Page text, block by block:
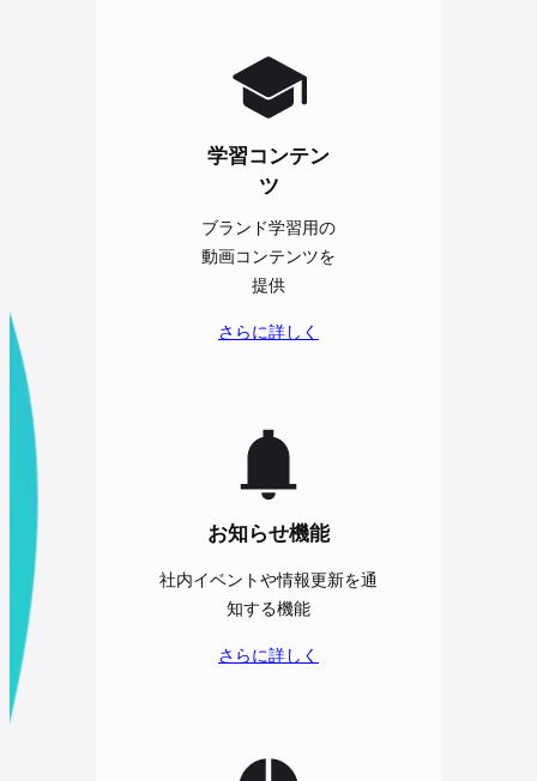
学習コンテン
ツ
ブランド学習用の
動画コンテンツを
提供
さらに詳しく
お知らせ機能
社内イベントや情報更新を通
知する機能
さらに詳しく